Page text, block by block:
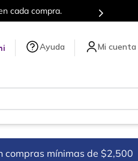
Más de 5
Ayuda
compras mínimas de $2,500